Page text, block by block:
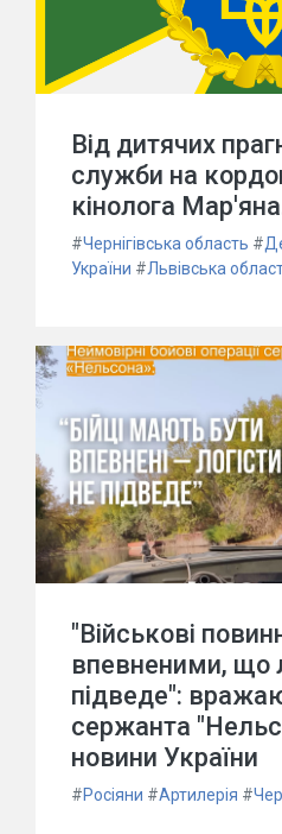
Від дитячих
служби на
кінолога
#Чернігівська область #
України #Львівська
"Військові
впевненими, що
підведе":
сержанта
новини України
#Росіяни #Артилерія #